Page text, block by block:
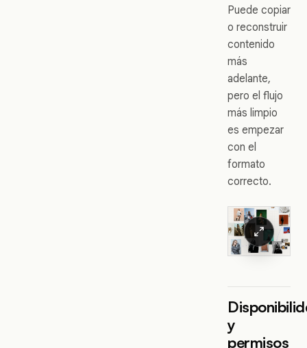
Puede copiar
o reconstruir
contenido
más
adelante,
pero el flujo
más limpio
es empezar
con el
formato
correcto.
y
permisos